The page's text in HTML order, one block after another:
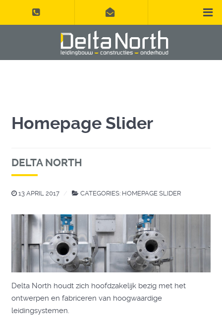
Homepage Slider
DELTA NORTH
13 APRIL 2017 CATEGORIES: HOMEPAGE SLIDER
Delta North houdt zich hoofdzakelijk bezig met het
ontwerpen en fabriceren van hoogwaardige
leidingsystemen.